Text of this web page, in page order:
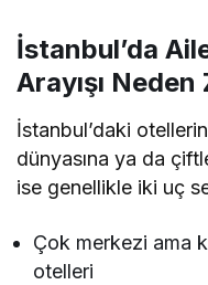
Almanın en Kolay Yolu
İstanbul’da
Arayışı Neden
İstanbul’daki
dünyasına ya da
ise genellikle iki uç
Çok merkezi ama
otelleri